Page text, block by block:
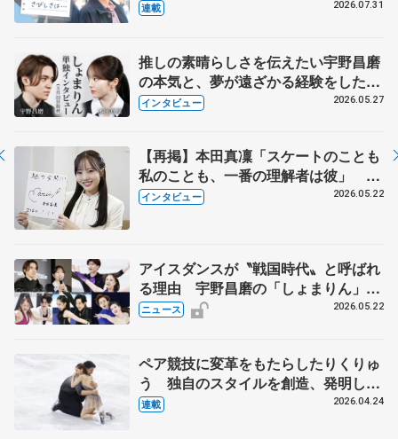
とは 影響あったPIW前キャプテン松
連載 2026.07.31
推しの素晴らしさを伝えたい宇野昌磨
の本気と、夢が遠ざかる経験をした本
田真凜の覚悟
インタビュー 2026.05.27
【再掲】本田真凜「スケートのことも
私のことも、一番の理解者は彼」 引
退時の単独インタビューで語った競技
インタビュー 2026.05.22
アイスダンスが〝戦国時代〟と呼ばれ
る理由 宇野昌磨の「しょまりん」ら
実力者が相次いで参戦 国内の競争激
ニュース 2026.05.22
ペア競技に変革をもたらしたりくりゅ
う 独自のスタイルを創造、発明した
【引退発表後②】
連載 2026.04.24